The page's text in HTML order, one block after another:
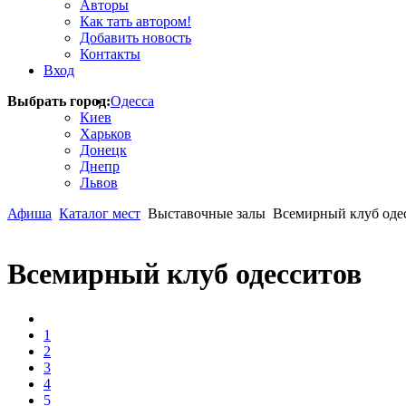
Авторы
Как тать автором!
Добавить новость
Контакты
Вход
Выбрать город:Одесса
Киев
Харьков
Донецк
Днепр
Львов
Афиша Каталог мест Выставочные залы Всемирный клуб
Всемирный клуб одесситов
1
2
3
4
5